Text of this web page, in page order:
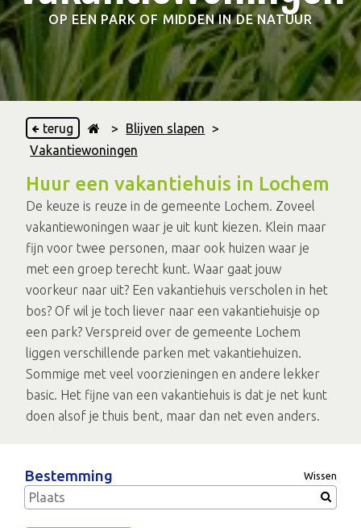
OP EEN PARK OF MIDDEN IN DE NATUUR
terug > Blijven slapen >
Vakantiewoningen
Huur een vakantiehuis in Lochem
De keuze is reuze in de gemeente Lochem. Zoveel
vakantiewoningen waar je uit kunt kiezen. Klein maar
fijn voor twee personen, maar ook huizen waar je
met een groep terecht kunt. Waar gaat jouw
voorkeur naar uit? Een vakantiehuis verscholen in het
bos? Of wil je toch liever naar een vakantiehuisje op
een park? Verspreid over de gemeente Lochem
liggen verschillende parken met vakantiehuizen.
Sommige met veel voorzieningen en andere lekker
basic. Het fijne van een vakantiehuis is dat je net kunt
doen alsof je thuis bent, maar dan net even anders.
Bestemming Wissen